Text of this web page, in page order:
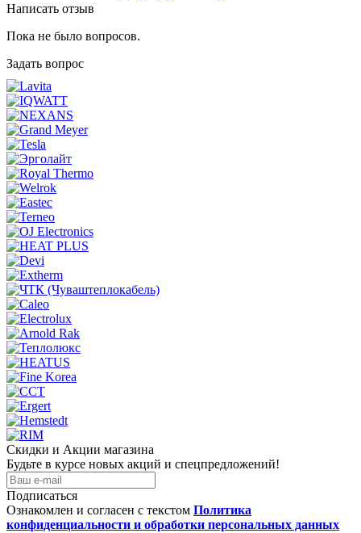
Написать отзыв
Пока не было вопросов.
Задать вопрос
Скидки и Акции магазина
Будьте в курсе новых акций и спецпредложений!
Подписаться
Ознакомлен и согласен с текстом Политика
конфиденциальности и обработки персональных данных